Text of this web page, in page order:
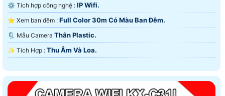
⚙ Tích hợp công nghệ : IP Wifi.
⭐ Xem ban đêm : Full Color 30m Có Màu Ban Ðêm.
🗜️ Mẫu Camera Thân Plastic.
️✨ Tích Hợp : Thu Âm Và Loa.